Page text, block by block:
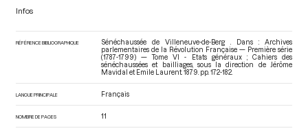
Infos
RÉFÉRENCE BIBLIOGRAPHIQUE
Sénéchaussée de Villeneuve-de-Berg . Dans : Archives
parlementaires de la Révolution Française — Première série
(1787-1799) — Tome VI - Etats généraux ; Cahiers des
sénéchaussées et bailliages, sous la direction de Jérôme
Mavidal et Emile Laurent. 1879. pp. 172-182.
LANGUE PRINCIPALE Français
NOMBRE DE PAGES 11